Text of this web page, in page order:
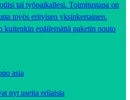
tai työpaikallesi. Toimitustapa on
myös erityisen yksinkertainen.
epäilemättä paketin nouto
asia
nyt useita erilaisia